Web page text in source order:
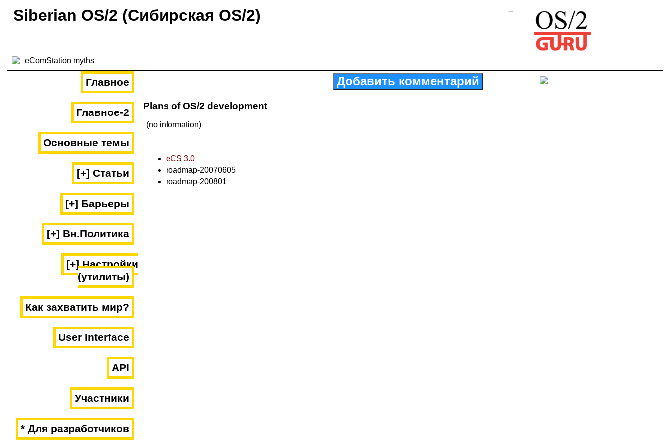
Siberian OS/2 (Сибирская OS/2) --
Главное
Главное-2
Основные темы
[+] Статьи
[+] Барьеры
[+] Вн.Политика
[+] Настройки
(утилиты)
Как захватить мир?
User Interface
API
Участники
* Для разработчиков
Добавить комментарий
Plans of OS/2 development
(no information)
eCS 3.0
roadmap-20070605
roadmap-200801